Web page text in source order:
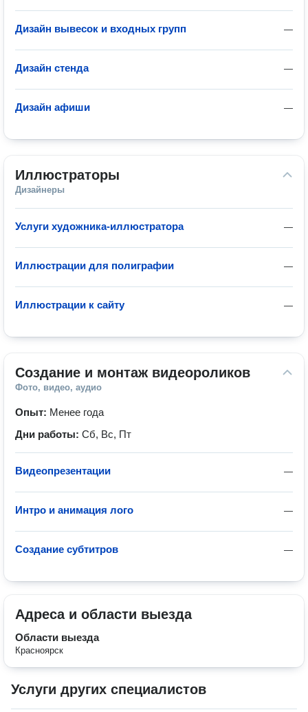
—
Дизайн вывесок и входных групп
—
Дизайн стенда
—
Дизайн афиши
Иллюстраторы
Дизайнеры
—
Услуги художника-иллюстратора
—
Иллюстрации для полиграфии
—
Иллюстрации к сайту
Создание и монтаж видеороликов
Фото, видео, аудио
Опыт: Менее года
Дни работы: Сб, Вс, Пт
—
Видеопрезентации
—
Интро и анимация лого
—
Создание субтитров
Адреса и области выезда
Области выезда
Красноярск
Услуги других специалистов